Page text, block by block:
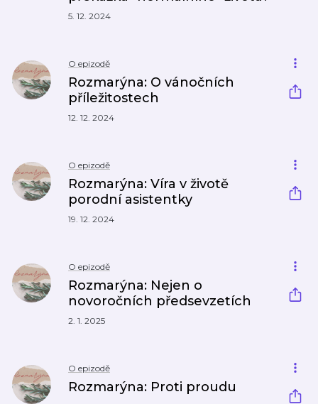
5. 12. 2024
O epizodě
Rozmarýna: O vánočních
příležitostech
12. 12. 2024
O epizodě
Rozmarýna: Víra v životě
porodní asistentky
19. 12. 2024
O epizodě
Rozmarýna: Nejen o
novoročních předsevzetích
2. 1. 2025
O epizodě
Rozmarýna: Proti proudu